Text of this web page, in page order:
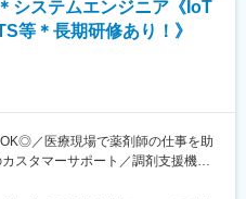
での業務領域拡大も想定されてい
、入社後に管理部門内での異動の
できる総務
ポジションです。現職で裁量や成長
る方にとって、経験を活かしながら
す。
システムエンジニア《IoT
等＊長期研修あり！》
OK◎／医療現場で薬剤師の仕事を助
スタマーサポート／調剤支援機